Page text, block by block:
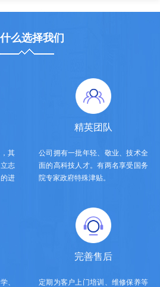
么选择我们
其
志
进
精英团队
公司拥有一批年轻、敬业、技术全
面的高科技人才。有两名享受国务
院专家政府特殊津贴。
、
完善售后
定期为客户上门培训、维修保养等